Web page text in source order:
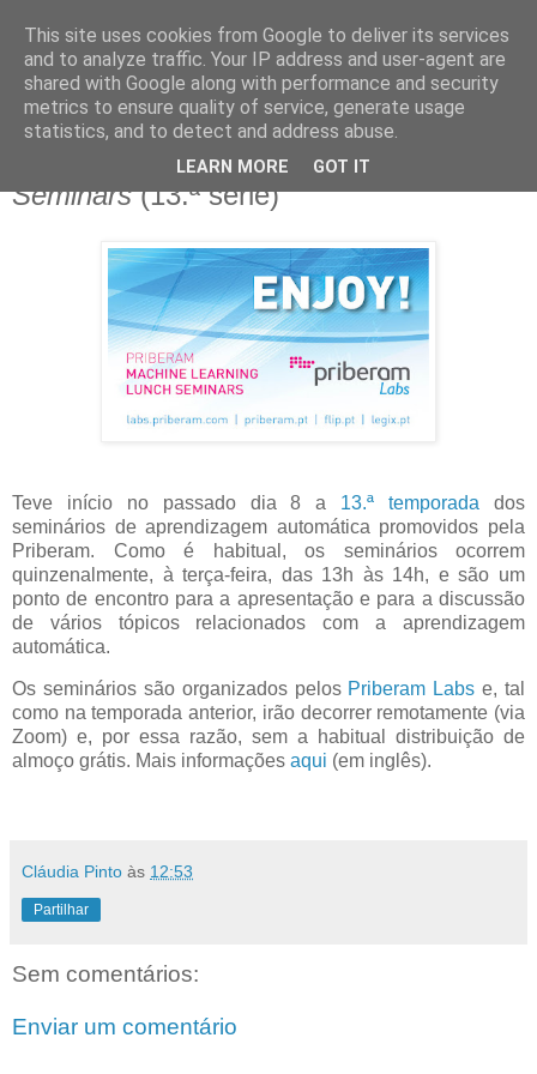
Blogue da Priberam
terça-feira, 22 de março de 2022
Priberam Machine Learning Lunch
Seminars(13.ª série)
Teve início no passado dia 8 a 13.ª temporada dos
seminários de aprendizagem automática promovidos pela
Priberam. Como é habitual, os seminários ocorrem
quinzenalmente, à terça-feira, das 13h às 14h, e são um
ponto de encontro para a apresentação e para a discussão
de vários tópicos relacionados com a aprendizagem
automática.
Os seminários são organizados pelos Priberam Labs e, tal
como na temporada anterior, irão decorrer remotamente (via
Zoom) e, por essa razão, sem a habitual distribuição de
almoço grátis. Mais informações aqui (em inglês).
Cláudia Pinto às 12:53
Partilhar
Sem comentários:
Enviar um comentário
This site uses cookies from Google to deliver its services
and to analyze traffic. Your IP address and user-agent are
shared with Google along with performance and security
metrics to ensure quality of service, generate usage
statistics, and to detect and address abuse.
LEARN MORE GOT IT